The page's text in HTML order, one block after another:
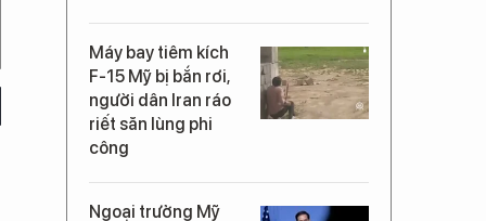
Máy bay tiêm kích
F-15 Mỹ bị bắn rơi,
người dân Iran ráo
riết săn lùng phi
công
Ngoại trưởng Mỹ